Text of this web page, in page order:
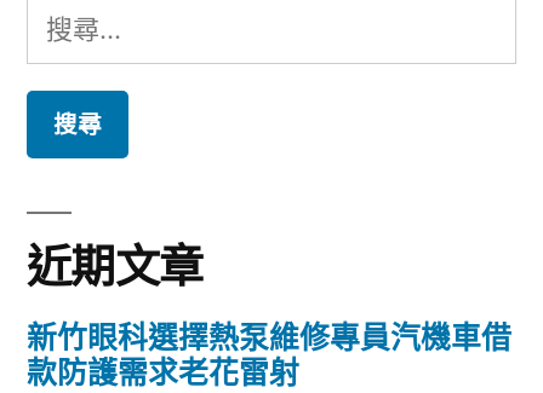
搜
尋
鍵
字:
近期文章
新竹眼科選擇熱泵維修專員汽機車借
款防護需求老花雷射